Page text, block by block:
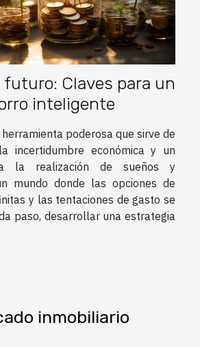
Claves para un
inteligente
poderosa que sirve de
incertidumbre económica y un
la realización de sueños y
mundo donde las opciones de
y las tentaciones de gasto se
paso, desarrollar una estrategia
inmobiliario